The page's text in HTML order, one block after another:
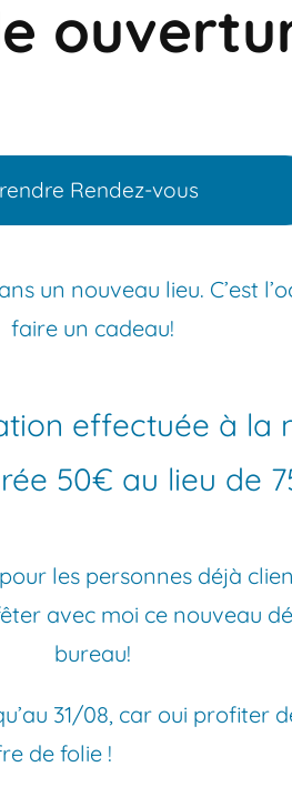
Rendez-vous
un nouveau lieu. C’est
faire un cadeau!
effectuée à la
50€ au lieu de
les personnes déjà
avec moi ce nouveau
bureau!
31/08, car oui profiter
de folie !